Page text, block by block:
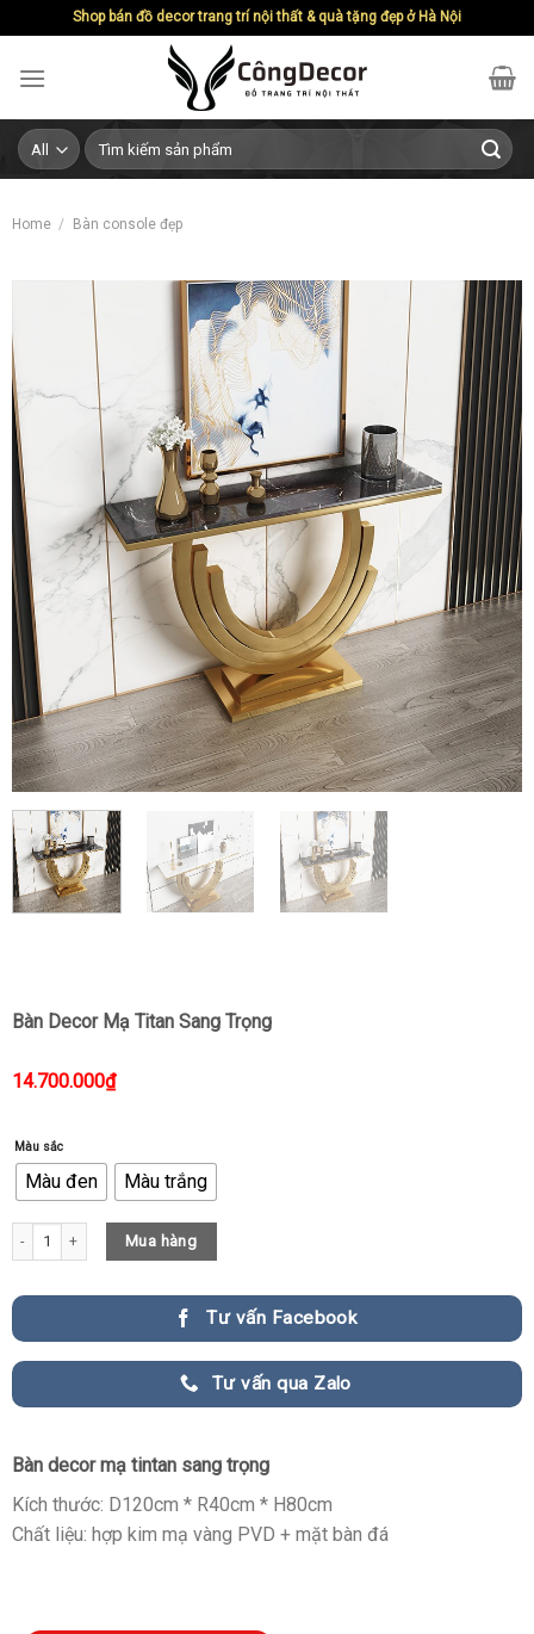
content
Shop bán đồ decor trang trí nội thất & quà tặng đẹp ở Hà Nội
Search
for:
Home / Bàn console đẹp
Bàn Decor Mạ Titan Sang Trọng
14.700.000₫
Màu sắc
Màu đen Màu trắng
Bàn Decor Mạ Titan Sang Trọng quantity
Mua hàng
Tư vấn Facebook
Tư vấn qua Zalo
Bàn decor mạ tintan sang trọng
Kích thước: D120cm * R40cm * H80cm
Chất liệu: hợp kim mạ vàng PVD + mặt bàn đá